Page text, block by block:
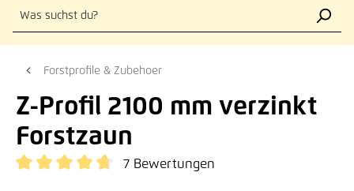
Forstprofile & Zubehoer
Z-Profil 2100 mm verzinkt
Forstzaun
7 Bewertungen